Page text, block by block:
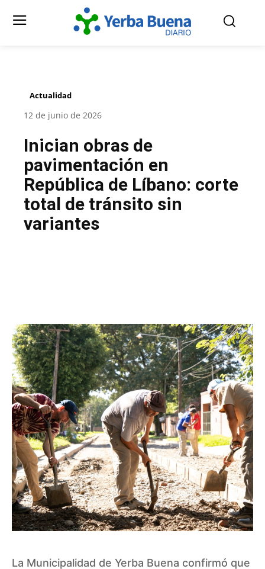
Actualidad
12 de junio de 2026
Inician obras de
pavimentación en
República de Líbano: corte
total de tránsito sin
variantes
La Municipalidad de Yerba Buena confirmó que